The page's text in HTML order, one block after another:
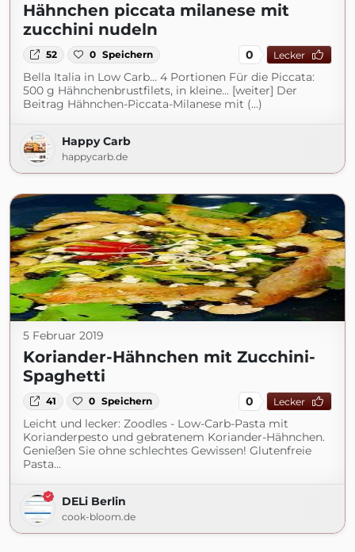
Hähnchen piccata milanese mit
zucchini nudeln
52 0 Speichern 0 Lecker
Bella Italia in Low Carb… 4 Portionen Für die Piccata:
500 g Hähnchenbrustfilets, in kleine... [weiter] Der
Beitrag Hähnchen-Piccata-Milanese mit (...)
Happy Carb
happycarb.de
5 Februar 2019
Koriander-Hähnchen mit Zucchini-
Spaghetti
41 0 Speichern 0 Lecker
Leicht und lecker: Zoodles - Low-Carb-Pasta mit
Korianderpesto und gebratenem Koriander-Hähnchen.
Genießen Sie ohne schlechtes Gewissen! Glutenfreie
Pasta...
DELi Berlin
cook-bloom.de